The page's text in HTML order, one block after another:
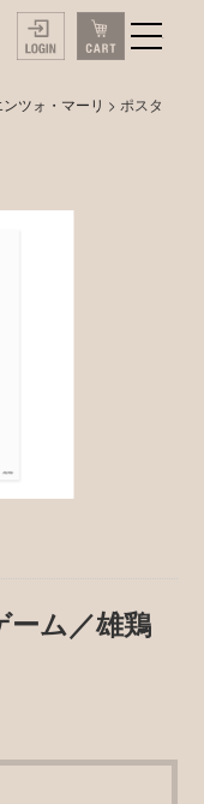
ンツォ・マーリ > ポスタ
ム／雄鶏